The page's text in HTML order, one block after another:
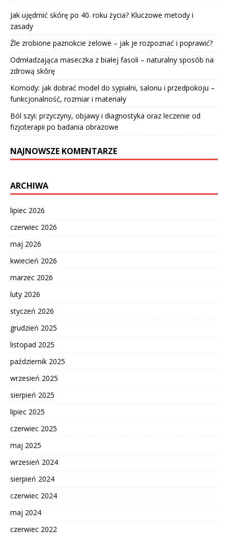
Jak ujędrnić skórę po 40. roku życia? Kluczowe metody i
zasady
Źle zrobione paznokcie żelowe – jak je rozpoznać i poprawić?
Odmładzająca maseczka z białej fasoli – naturalny sposób na
zdrową skórę
Komody: jak dobrać model do sypialni, salonu i przedpokoju –
funkcjonalność, rozmiar i materiały
Ból szyi: przyczyny, objawy i diagnostyka oraz leczenie od
fizjoterapii po badania obrazowe
NAJNOWSZE KOMENTARZE
ARCHIWA
lipiec 2026
czerwiec 2026
maj 2026
kwiecień 2026
marzec 2026
luty 2026
styczeń 2026
grudzień 2025
listopad 2025
październik 2025
wrzesień 2025
sierpień 2025
lipiec 2025
czerwiec 2025
maj 2025
wrzesień 2024
sierpień 2024
czerwiec 2024
maj 2024
czerwiec 2022